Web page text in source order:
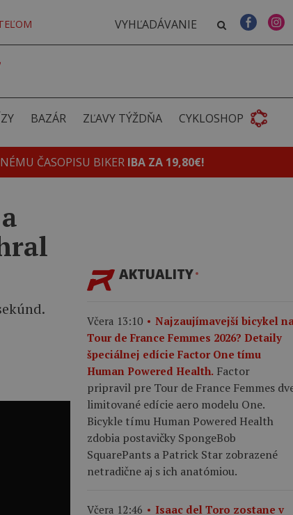
BAZÁR ZĽAVY TÝŽDŇA CYKLOSHOP
ČASOPISU BIKER IBA ZA 19,80€!
AKTUALITY
Včera 13:10
Najzaujímavejší bicykel
Tour de France Femmes 2026? Detaily
špeciálnej edície Factor One tímu
Human Powered Health. Factor
pripravil pre Tour de France Femmes
limitované edície aero modelu One.
Bicykle tímu Human Powered Health
zdobia postavičky SpongeBob
SquarePants a Patrick Star zobrazené
netradične aj s ich anatómiou.
Včera 12:46
Isaac del Toro zostane v